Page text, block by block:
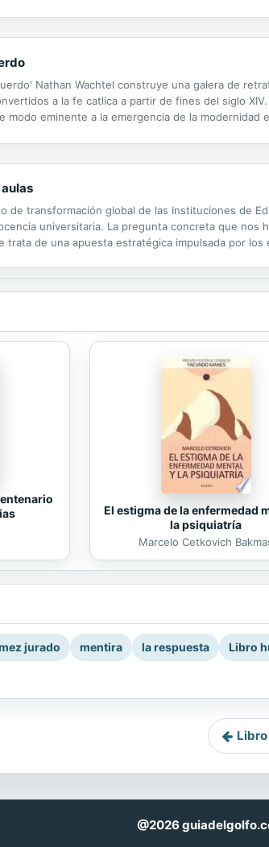
Nathan Wachtel construye una galera de
a la fe catlica a partir de fines del siglo
modo eminente a la emergencia de la
de transformación global de las Instituciones de
universitaria. La pregunta concreta que
trata de una apuesta estratégica impulsada por
El estigma de la enfermedad
la psiquiatría
Marcelo Cetkovich
jurado mentira la respuesta Libro
@2026